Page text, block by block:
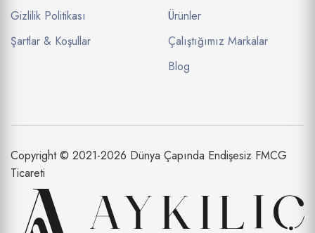
Gizlilik Politikası
Şartlar & Koşullar
Ürünler
Çalıştığımız Markalar
Blog
Copyright © 2021-2026 Dünya Çapında Endişesiz FMCG
Ticareti